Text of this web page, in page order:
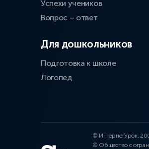
Успехи учеников
Вопрос – ответ
Для дошкольников
Подготовка к школе
Логопед
© ИнтернетУрок,
© Общество с